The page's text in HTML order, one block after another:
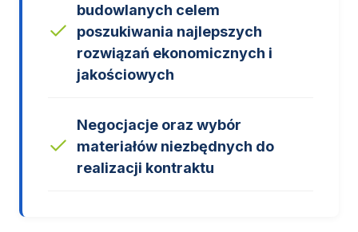
budowlanych celem
poszukiwania najlepszych
rozwiązań ekonomicznych i
jakościowych
Negocjacje oraz wybór
materiałów niezbędnych do
realizacji kontraktu